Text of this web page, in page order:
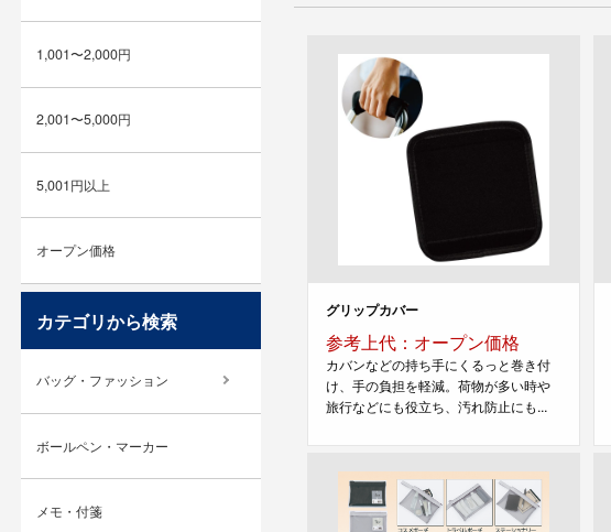
グリップカバー
参考上代：オープン価格
カバンなどの持ち手にくるっと巻き付
け、手の負担を軽減。荷物が多い時や
旅行などにも役立ち、汚れ防止にも...
1,001〜2,000円
2,001〜5,000円
5,001円以上
オープン価格
カテゴリから検索
バッグ・ファッション
ボールペン・マーカー
メモ・付箋